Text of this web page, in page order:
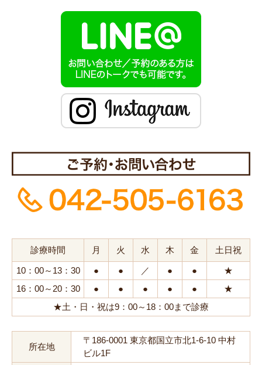
診療時間 月 火 水 木 金 土日祝
10：00～13：30 ● ● ／ ● ●
★
16：00～20：30
● ● ● ● ●
★
★土・日・祝は9：00～18：00まで診療
所在地
〒186-0001 東京都国立市北1-6-10 中村
ビル1F